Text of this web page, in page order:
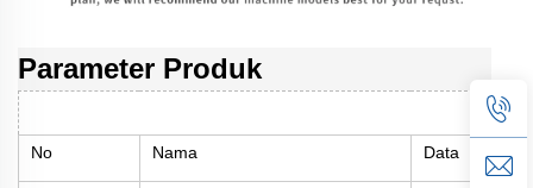
Parameter Produk
No Nama Data